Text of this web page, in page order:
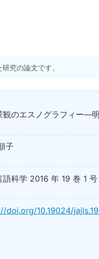
究の論文です。
観のエスノグラフィー―
子
語科学 2016 年 19 巻 1
doi.org/10.19024/